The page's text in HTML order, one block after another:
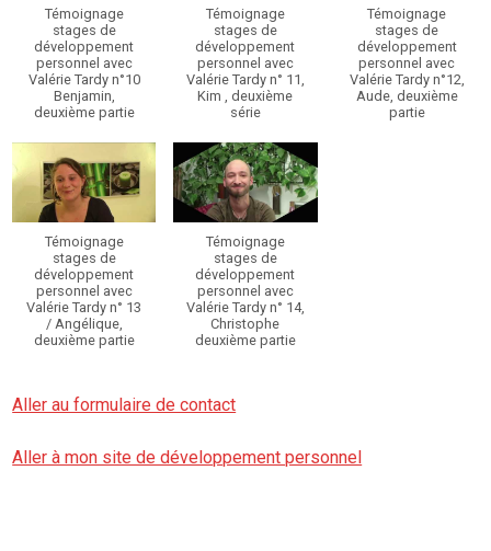
Témoignage
stages de
développement
personnel avec
Valérie Tardy n°10
Benjamin,
deuxième partie
Témoignage
stages de
développement
personnel avec
Valérie Tardy n° 11,
Kim , deuxième
série
Témoignage
stages de
développement
personnel avec
Valérie Tardy n°12,
Aude, deuxième
partie
Témoignage
stages de
développement
personnel avec
Valérie Tardy n° 13
/ Angélique,
deuxième partie
Témoignage
stages de
développement
personnel avec
Valérie Tardy n° 14,
Christophe
deuxième partie
Aller au formulaire de contact
Aller à mon site de développement personnel